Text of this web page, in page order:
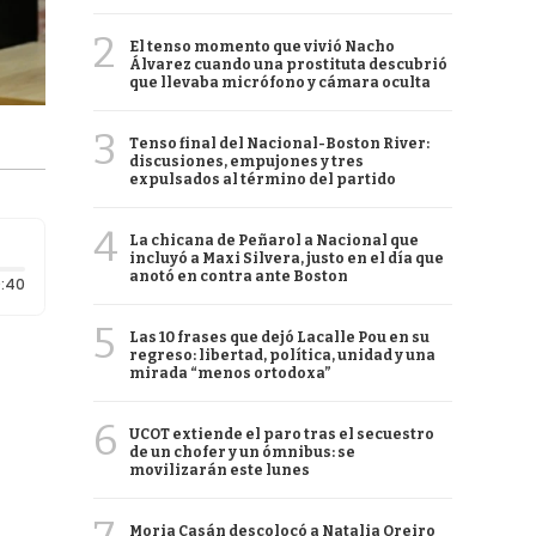
Duración: 40 segundos
2
El tenso momento que vivió Nacho
Álvarez cuando una prostituta descubrió
que llevaba micrófono y cámara oculta
3
Tenso final del Nacional-Boston River:
discusiones, empujones y tres
expulsados al término del partido
4
La chicana de Peñarol a Nacional que
incluyó a Maxi Silvera, justo en el día que
anotó en contra ante Boston
5
Las 10 frases que dejó Lacalle Pou en su
regreso: libertad, política, unidad y una
mirada “menos ortodoxa”
6
UCOT extiende el paro tras el secuestro
de un chofer y un ómnibus: se
movilizarán este lunes
Moria Casán descolocó a Natalia Oreiro